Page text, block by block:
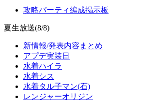
攻略パーティ編成掲示板
夏生放送(8/8)
新情報/発表内容まとめ
アプデ実装日
水着ハイラ
水着シス
水着タル子マン(石)
レンジャーオリジン